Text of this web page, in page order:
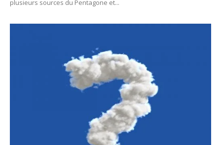
plusieurs sources du Pentagone et...